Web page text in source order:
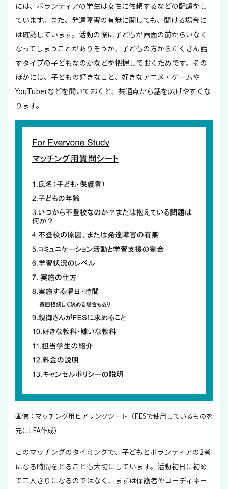
には、ボランティアの学生は女性に依頼するなどの配慮をし
ています。また、発達障害の有無に関しても、聞ける場合に
は確認しています。活動の際に子どもが画面の前からいなく
なってしまうことがありそうか、子どもの方からたくさん話
すタイプの子どもなのかなどを把握しておくためです。その
ほかには、子どもの好きなこと、好きなアニメ・ゲームや
YouTuberなどを聞いておくと、共通点から話を広げやすくな
ります。
画像：マッチング用ヒアリングシート（FESで使用しているものを
元にLFA作成）
このマッチングのタイミングで、子どもとボランティアの2者
になる時間をとることも大切にしています。活動初日に初め
て二人きりになるのではなく、まずは保護者やコーディネー